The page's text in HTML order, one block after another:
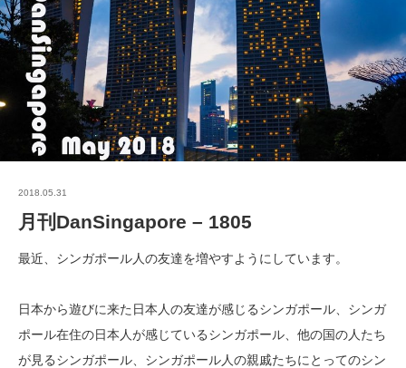
2018.05.31
月刊DanSingapore – 1805
最近、シンガポール人の友達を増やすようにしています。
日本から遊びに来た日本人の友達が感じるシンガポール、シンガ
ポール在住の日本人が感じているシンガポール、他の国の人たち
が見るシンガポール、シンガポール人の親戚たちにとってのシン